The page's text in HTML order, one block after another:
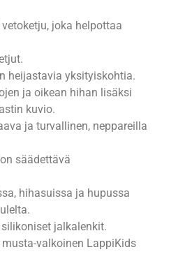
joka helpottaa
heijastavia yksityiskohtia.
ja oikean hihan lisäksi
kuvio.
ja turvallinen, neppareilla
säädettävä
hihasuissa ja hupussa
jalkalenkit.
valkoinen LappiKids